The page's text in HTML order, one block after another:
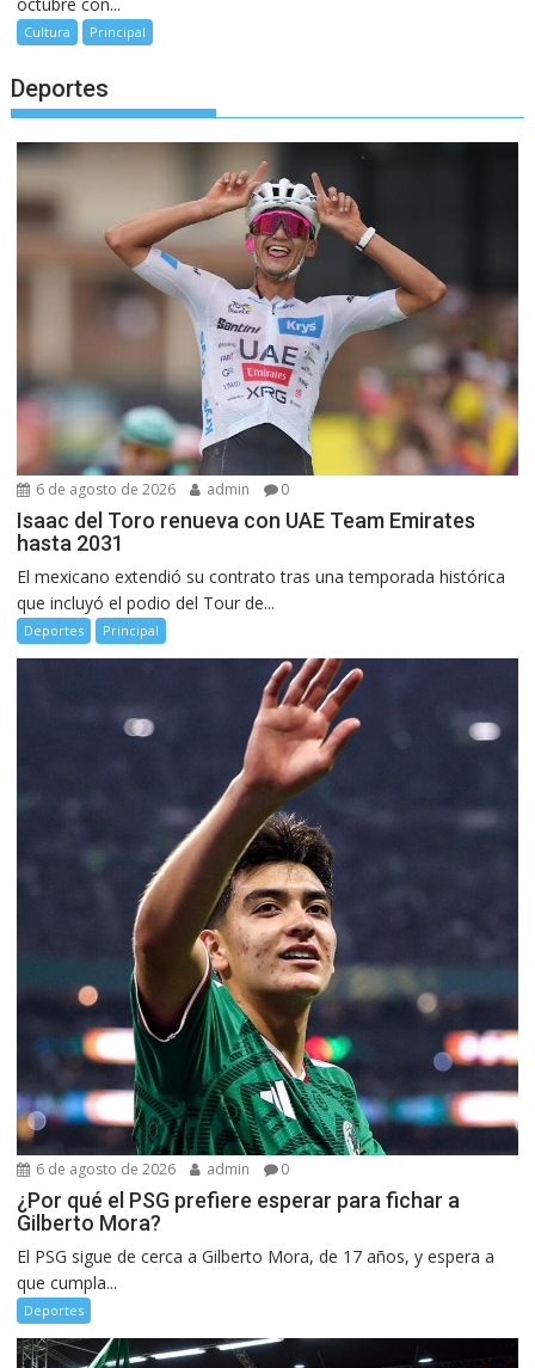
Cultura Principal
Deportes
6 de agosto de 2026 admin 0
Isaac del Toro renueva con UAE Team Emirates
hasta 2031
El mexicano extendió su contrato tras una temporada histórica
que incluyó el podio del Tour de...
Deportes Principal
6 de agosto de 2026 admin 0
¿Por qué el PSG prefiere esperar para fichar a
Gilberto Mora?
El PSG sigue de cerca a Gilberto Mora, de 17 años, y espera a
que cumpla...
Deportes